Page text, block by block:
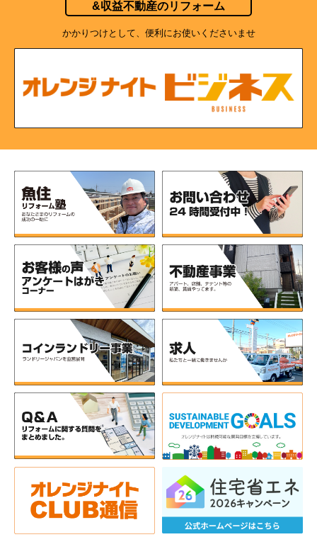
&収益不動産のリフォーム
かかりつけとして、便利にお使いくださいませ